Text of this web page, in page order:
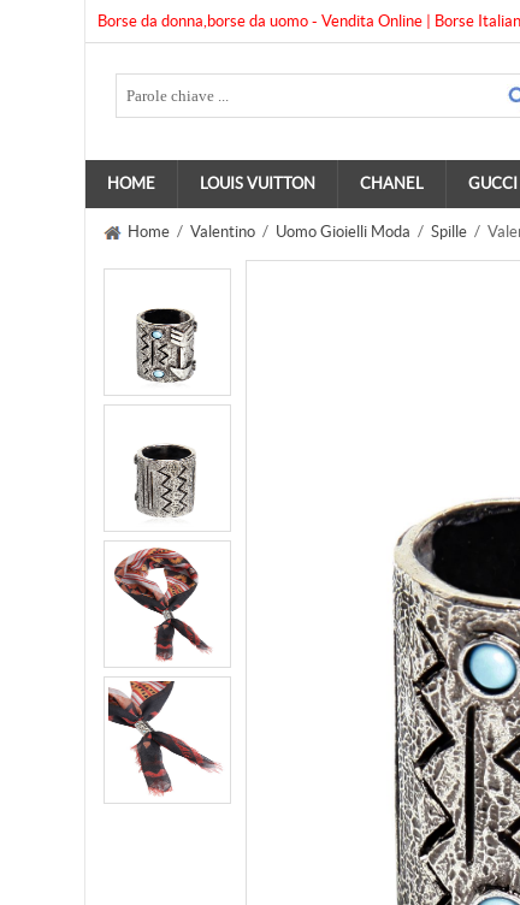
Borse da donna,borse da uomo - Vendita Online | Borse
HOME LOUIS VUITTON CHANEL GUCCI
Home / Valentino / Uomo Gioielli Moda / Spille /